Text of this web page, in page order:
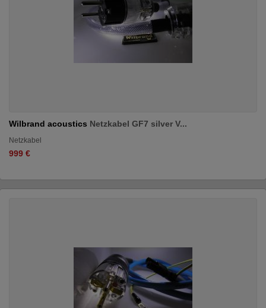
Wilbrand acoustics Netzkabel GF7 silver V...
Netzkabel
999 €